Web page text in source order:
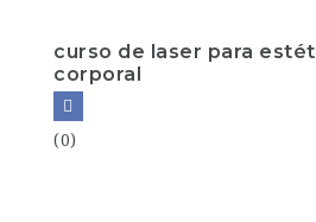
curso de laser para
corporal
(0)